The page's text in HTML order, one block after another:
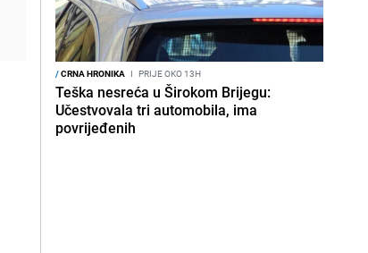
/CRNA HRONIKA I PRIJE OKO 13H
Teška nesreća u Širokom Brijegu:
Učestvovala tri automobila, ima
povrijeđenih